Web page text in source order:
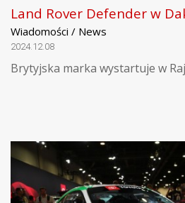
Land Rover Defender w
Wiadomości / News
2024.12.08
Brytyjska marka wystartuje w